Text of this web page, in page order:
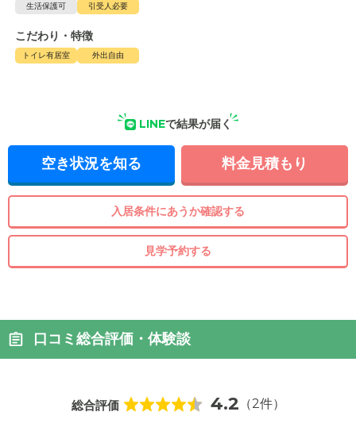
生活保護可
引受人必要
こだわり・特徴
トイレ有居室 外出自由
LINEで結果が届く
空き状況を知る 料金見積もり
入居条件にあうか確認する
見学予約する
口コミ総合評価・体験談
総合評価 4.2 （2件）